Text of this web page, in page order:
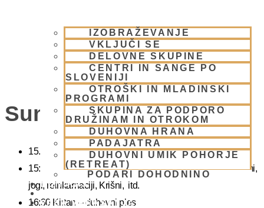
IZOBRAŽEVANJE
VKLJUČI SE
DELOVNE SKUPINE
CENTRI IN SANGE PO
SLOVENIJI
OTROŠKI IN MLADINSKI
PROGRAMI
SKUPINA ZA PODPORO
DRUŽINAM IN OTROKOM
DUHOVNA HRANA
PADAJATRA
DUHOVNI UMIK POHORJE
(RETREAT)
PODARI DOHODNINO
DONIRAJ
KOLEDAR
VAŠA VPRAŠANJA
Sunday Feast
15.00 Bhadžani – duhovna glasba
15:40 Predavanje – predavanja iz zakladnice Ved o karmi,
jogi, reinkarnaciji, Krišni, itd.
16:30 Kirtan – duhovni ples